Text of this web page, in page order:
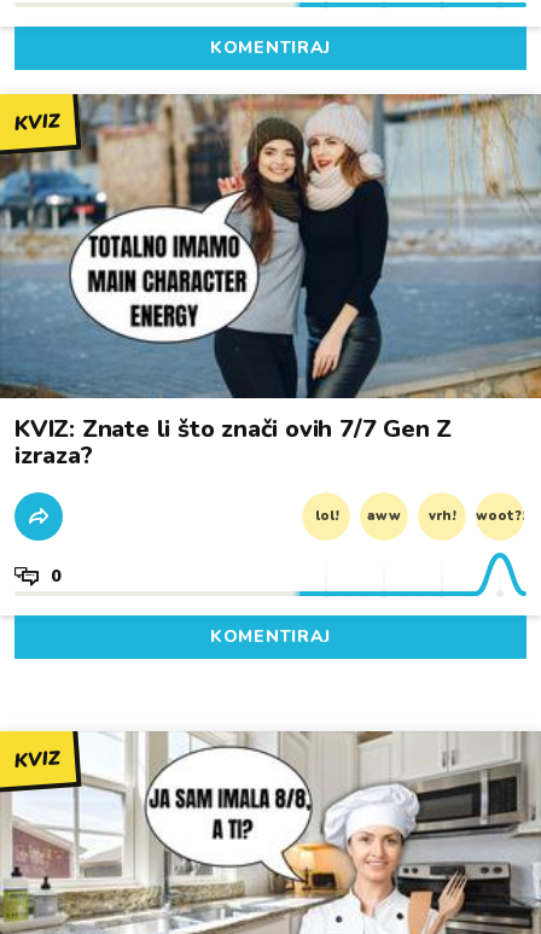
KOMENTIRAJ
KVIZ
KVIZ: Znate li što znači ovih 7/7 Gen Z
izraza?
lol! aww vrh! woot?!
0
KOMENTIRAJ
KVIZ